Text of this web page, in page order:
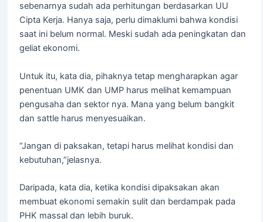
sebenarnya sudah ada perhitungan berdasarkan UU
Cipta Kerja. Hanya saja, perlu dimaklumi bahwa kondisi
saat ini belum normal. Meski sudah ada peningkatan dan
geliat ekonomi.
Untuk itu, kata dia, pihaknya tetap mengharapkan agar
penentuan UMK dan UMP harus melihat kemampuan
pengusaha dan sektor nya. Mana yang belum bangkit
dan sattle harus menyesuaikan.
“Jangan di paksakan, tetapi harus melihat kondisi dan
kebutuhan,”jelasnya.
Daripada, kata dia, ketika kondisi dipaksakan akan
membuat ekonomi semakin sulit dan berdampak pada
PHK massal dan lebih buruk.